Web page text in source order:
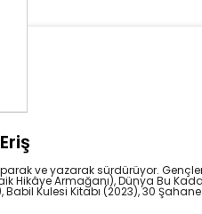
ve yazarak sürdürüyor.
Hikâye Armağanı), Dünya Bu
Babil Kulesi Kitabı (2023), 30